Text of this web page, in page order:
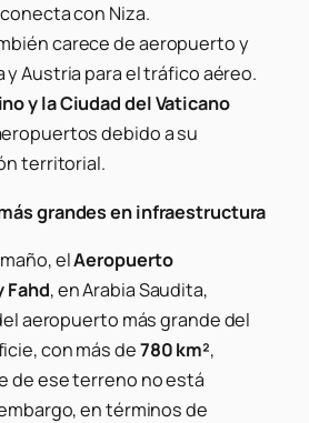
con Niza.
carece de aeropuerto y
y Austria para el tráfico aéreo.
y la Ciudad del Vaticano
debido a su
territorial.
grandes en infraestructura
elAeropuerto
Fahd, en Arabia Saudita,
aeropuerto más grande del
con más de780 km²,
de ese terreno no está
en términos de